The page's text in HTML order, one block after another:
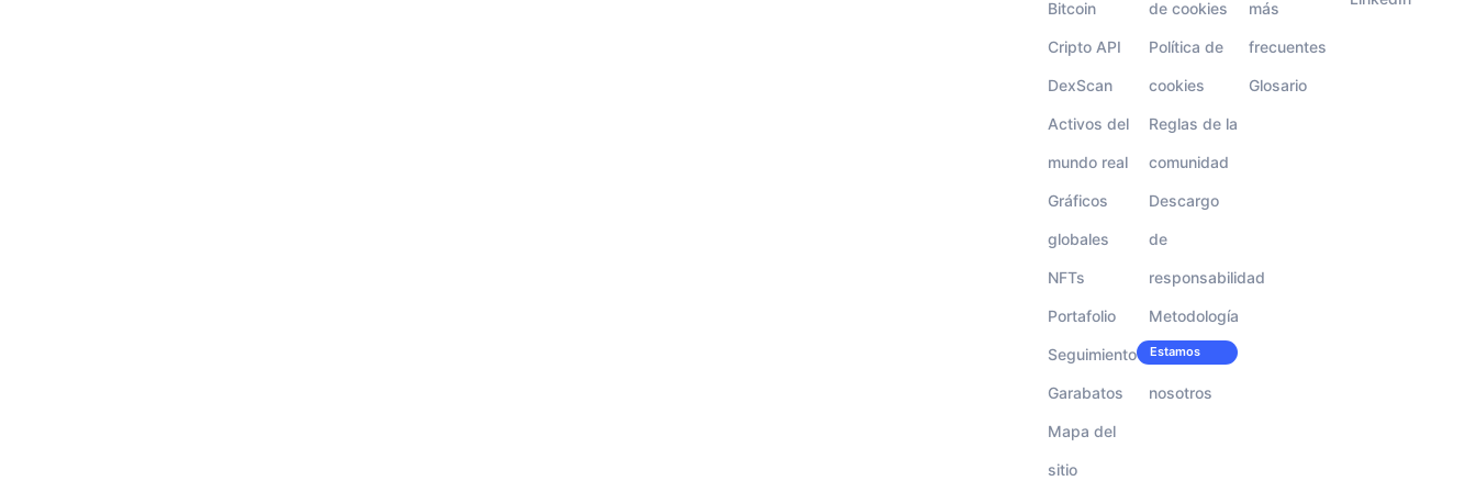
Bitcoin
Cripto API
DexScan
Activos del
mundo real
Gráficos
globales
NFTs
Portafolio
Seguimiento
Garabatos
Mapa del
sitio
de cookies
Política de
cookies
Reglas de la
comunidad
Descargo
de
responsabilidad
Metodología
Trabaja con
nosotros
Estamos
más
frecuentes
Glosario